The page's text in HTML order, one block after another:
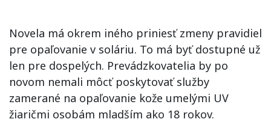
Novela má okrem iného priniesť zmeny pravidiel
pre opaľovanie v soláriu. To má byť dostupné už
len pre dospelých. Prevádzkovatelia by po
novom nemali môcť poskytovať služby
zamerané na opaľovanie kože umelými UV
žiaričmi osobám mladším ako 18 rokov.